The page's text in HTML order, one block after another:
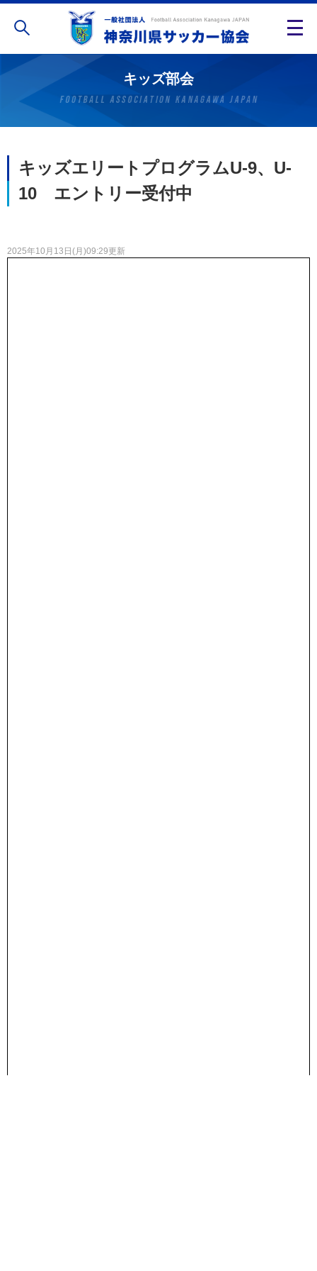
キッズ部会
キッズエリートプログラムU-9、U-
10 エントリー受付中
2025年10月13日(月)09:29更新